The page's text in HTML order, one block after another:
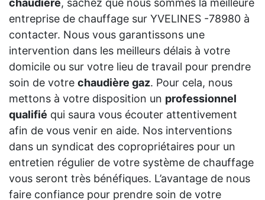
entreprise de chauffage sur YVELINES -78980 à
contacter. Nous vous garantissons une
intervention dans les meilleurs délais à votre
domicile ou sur votre lieu de travail pour prendre
soin de votre chaudière gaz. Pour cela, nous
mettons à votre disposition un professionnel
qualifié qui saura vous écouter attentivement
afin de vous venir en aide. Nos interventions
dans un syndicat des copropriétaires pour un
entretien régulier de votre système de chauffage
vous seront très bénéfiques. L’avantage de nous
faire confiance pour prendre soin de votre